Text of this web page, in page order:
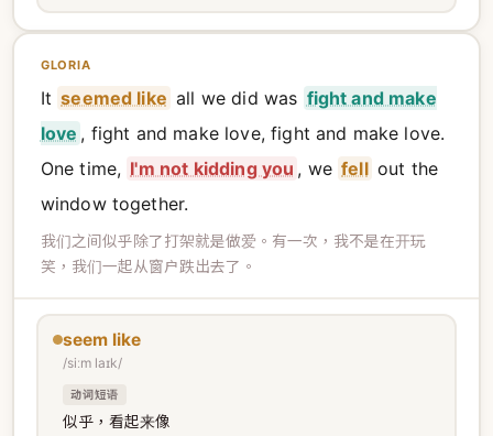
GLORIA
It seemed like all we did was fight and make
love , fight and make love, fight and make love.
One time, I'm not kidding you , we fell out the
window together.
我们之间似乎除了打架就是做爱。有一次，我不是在开玩
笑，我们一起从窗户跌出去了。
seem like
/siːm laɪk/
动词短语
似乎，看起来像